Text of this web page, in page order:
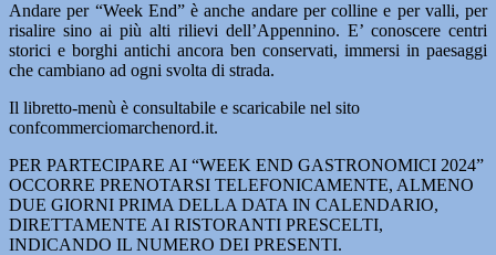
Andare per “Week End” è anche andare per colline e per valli, per
risalire sino ai più alti rilievi dell’Appennino. E’ conoscere centri
storici e borghi antichi ancora ben conservati, immersi in paesaggi
che cambiano ad ogni svolta di strada.
Il libretto-menù è consultabile e scaricabile nel sito
confcommerciomarchenord.it.
PER PARTECIPARE AI “WEEK END GASTRONOMICI 2024”
OCCORRE PRENOTARSI TELEFONICAMENTE, ALMENO
DUE GIORNI PRIMA DELLA DATA IN CALENDARIO,
DIRETTAMENTE AI RISTORANTI PRESCELTI,
INDICANDO IL NUMERO DEI PRESENTI.